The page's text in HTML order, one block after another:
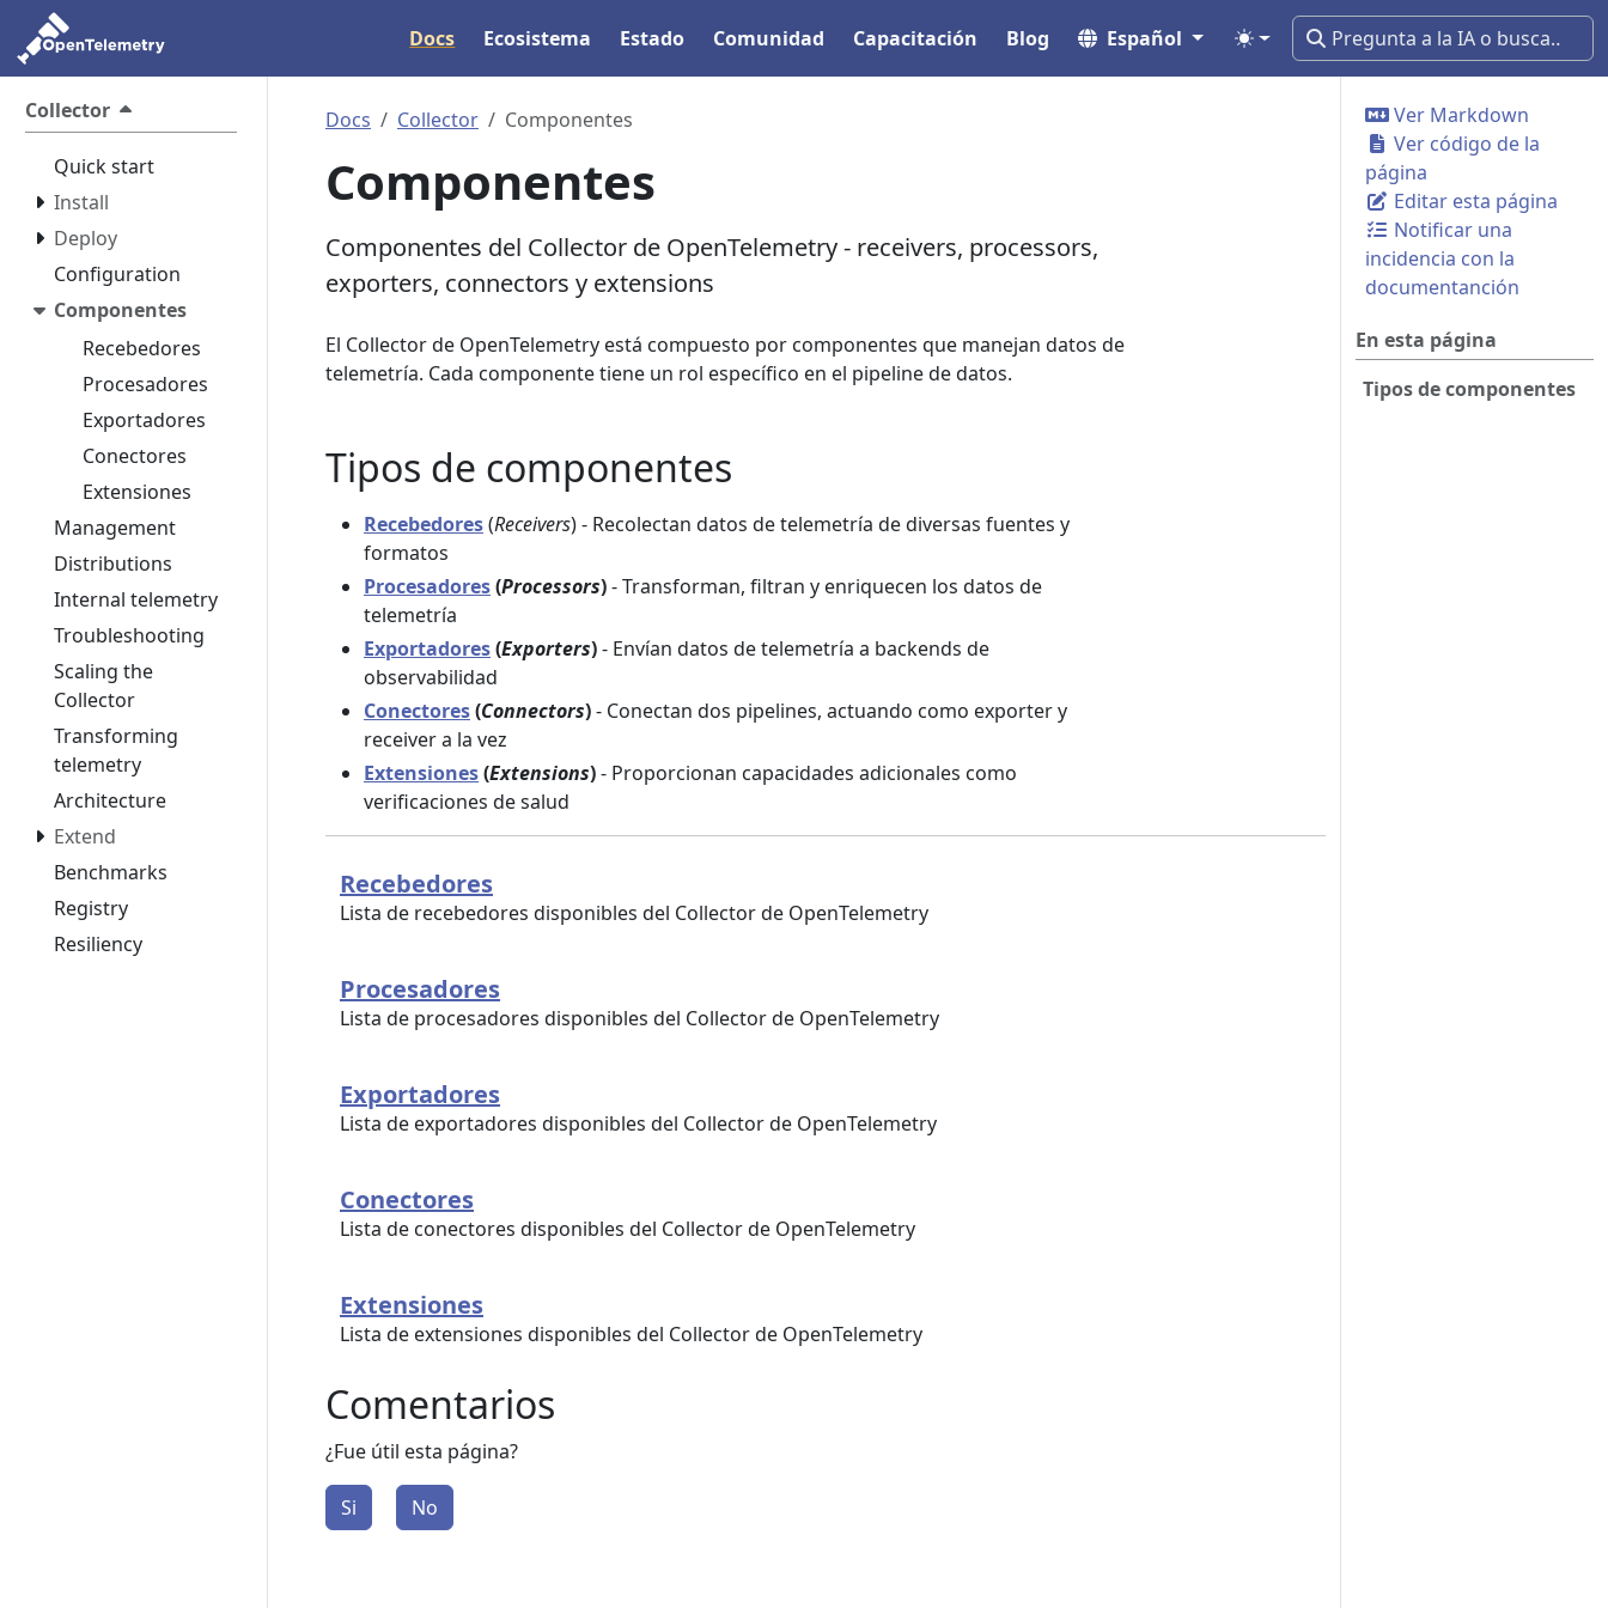
Docs Ecosistema Estado Comunidad Capacitación Blog Español
Collector
Quick start
Install
Deploy
Configuration
Componentes
Recebedores
Procesadores
Exportadores
Conectores
Extensiones
Management
Distributions
Internal telemetry
Troubleshooting
Scaling the
Collector
Transforming
telemetry
Architecture
Extend
Benchmarks
Registry
Resiliency
Ver Markdown
Ver código de la
página
Editar esta página
Notificar una
incidencia con la
documentanción
En esta página
Tipos de componentes
Docs Collector Componentes
Componentes
Componentes del Collector de OpenTelemetry - receivers, processors,
exporters, connectors y extensions
El Collector de OpenTelemetry está compuesto por componentes que manejan datos de
telemetría. Cada componente tiene un rol específico en el pipeline de datos.
Tipos de componentes
Recebedores(Receivers) - Recolectan datos de telemetría de diversas fuentes y
formatos
Procesadores(Processors)- Transforman, filtran y enriquecen los datos de
telemetría
Exportadores(Exporters)- Envían datos de telemetría a backends de
observabilidad
Conectores(Connectors)- Conectan dos pipelines, actuando como exporter y
receiver a la vez
Extensiones(Extensions)- Proporcionan capacidades adicionales como
verificaciones de salud
Recebedores
Lista de recebedores disponibles del Collector de OpenTelemetry
Procesadores
Lista de procesadores disponibles del Collector de OpenTelemetry
Exportadores
Lista de exportadores disponibles del Collector de OpenTelemetry
Conectores
Lista de conectores disponibles del Collector de OpenTelemetry
Extensiones
Lista de extensiones disponibles del Collector de OpenTelemetry
Comentarios
¿Fue útil esta página?
Si No